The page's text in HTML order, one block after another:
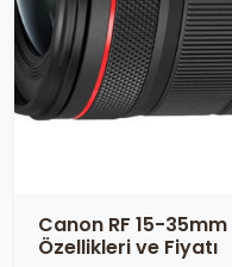
Canon RF 15-35mm
Özellikleri ve Fiyatı